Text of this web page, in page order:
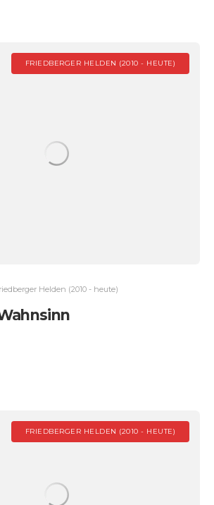
FRIEDBERGER HELDEN (2010 - HEUTE)
Helden (2010 - heute)
FRIEDBERGER HELDEN (2010 - HEUTE)